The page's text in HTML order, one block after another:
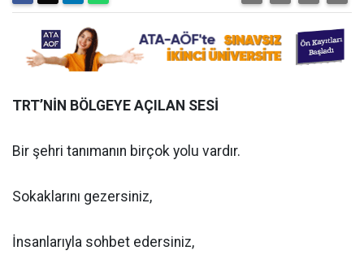
TRT’NİN BÖLGEYE AÇILAN SESİ
Bir şehri tanımanın birçok yolu vardır.
Sokaklarını gezersiniz,
İnsanlarıyla sohbet edersiniz,